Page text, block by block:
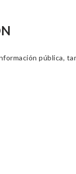
pública,